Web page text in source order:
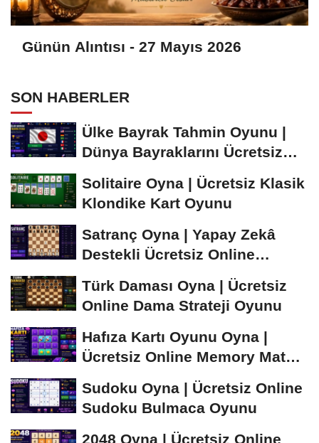
Günün Alıntısı - 27 Mayıs 2026
SON HABERLER
Ülke Bayrak Tahmin Oyunu |
Dünya Bayraklarını Ücretsiz
Solitaire Oyna | Ücretsiz Klasik
Klondike Kart Oyunu
Satranç Oyna | Yapay Zekâ
Destekli Ücretsiz Online
Türk Daması Oyna | Ücretsiz
Online Dama Strateji Oyunu
Hafıza Kartı Oyunu Oyna |
Ücretsiz Online Memory Match
Sudoku Oyna | Ücretsiz Online
Sudoku Bulmaca Oyunu
2048 Oyna | Ücretsiz Online